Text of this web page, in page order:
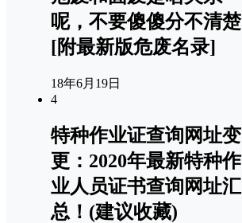
呢，不要傻傻分不清楚
[附最新版危废名录]
18年6月19日
4
特种作业证查询网址变
更：2020年最新特种作
业人员证书查询网址汇
总！(建议收藏)